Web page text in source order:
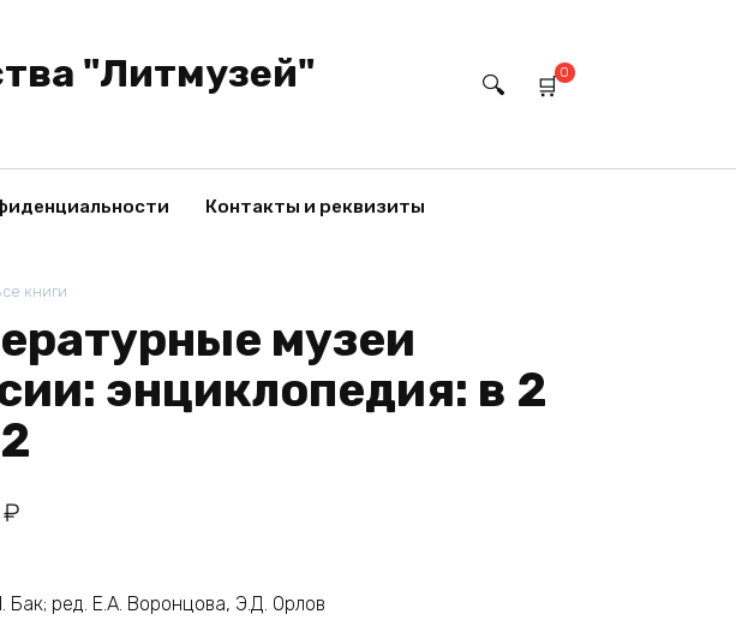
"Литмузей" 0
Контакты и реквизиты
книги
музеи
энциклопедия: в 2
₽
Бак; ред. Е.А. Воронцова, Э.Д. Орлов